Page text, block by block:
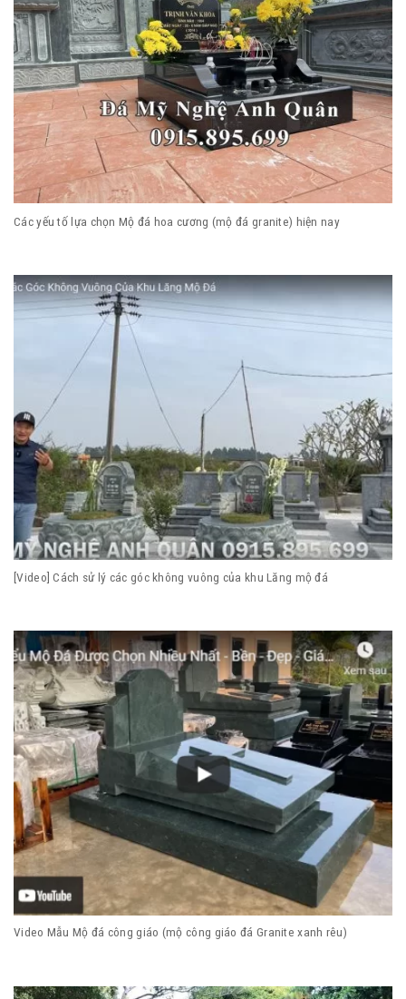
Các yếu tố lựa chọn Mộ đá hoa cương (mộ đá granite) hiện nay
[Video] Cách sử lý các góc không vuông của khu Lăng mộ đá
Video Mẫu Mộ đá công giáo (mộ công giáo đá Granite xanh rêu)